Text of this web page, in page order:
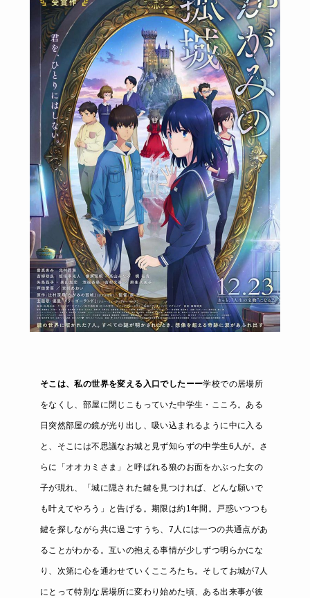
そこは、私の世界を変える入口でしたーー学校での居場所
をなくし、部屋に閉じこもっていた中学生・こころ。ある
日突然部屋の鏡が光り出し、吸い込まれるように中に入る
と、そこには不思議なお城と見ず知らずの中学生6人が。さ
らに「オオカミさま」と呼ばれる狼のお面をかぶった女の
子が現れ、「城に隠された鍵を見つければ、どんな願いで
も叶えてやろう」と告げる。期限は約1年間。戸惑いつつも
鍵を探しながら共に過ごすうち、7人には一つの共通点があ
ることがわかる。互いの抱える事情が少しずつ明らかにな
り、次第に心を通わせていくこころたち。そしてお城が7人
にとって特別な居場所に変わり始めた頃、ある出来事が彼